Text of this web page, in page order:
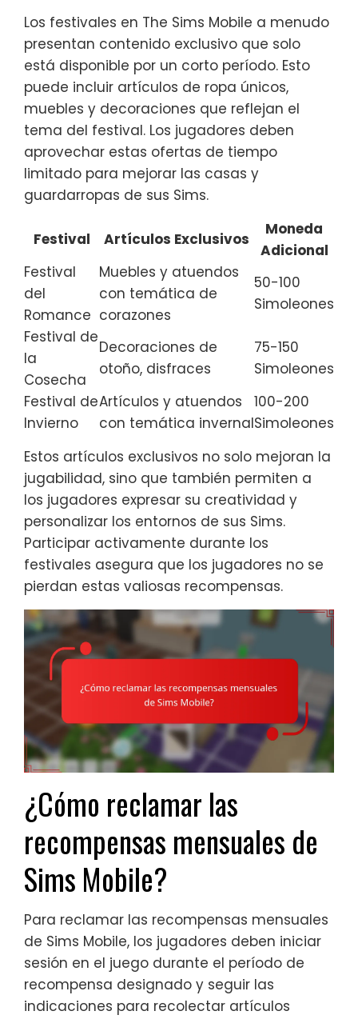
Los festivales en The Sims Mobile a menudo
presentan contenido exclusivo que solo
está disponible por un corto período. Esto
puede incluir artículos de ropa únicos,
muebles y decoraciones que reflejan el
tema del festival. Los jugadores deben
aprovechar estas ofertas de tiempo
limitado para mejorar las casas y
guardarropas de sus Sims.
Festival Artículos Exclusivos
Moneda
Adicional
Festival
del
Romance
Muebles y atuendos
con temática de
corazones
50-100
Simoleones
Festival de
la
Cosecha
Decoraciones de
otoño, disfraces
75-150
Simoleones
Festival de
Invierno
Artículos y atuendos
con temática invernal
100-200
Simoleones
Estos artículos exclusivos no solo mejoran la
jugabilidad, sino que también permiten a
los jugadores expresar su creatividad y
personalizar los entornos de sus Sims.
Participar activamente durante los
festivales asegura que los jugadores no se
pierdan estas valiosas recompensas.
¿Cómo reclamar las
recompensas mensuales de
Sims Mobile?
Para reclamar las recompensas mensuales
de Sims Mobile, los jugadores deben iniciar
sesión en el juego durante el período de
recompensa designado y seguir las
indicaciones para recolectar artículos